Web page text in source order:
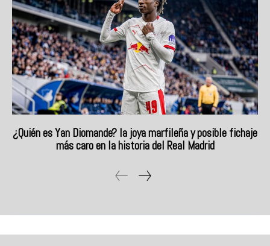
¿Quién es Yan Diomande? la joya marfileña y posible fichaje
más caro en la historia del Real Madrid